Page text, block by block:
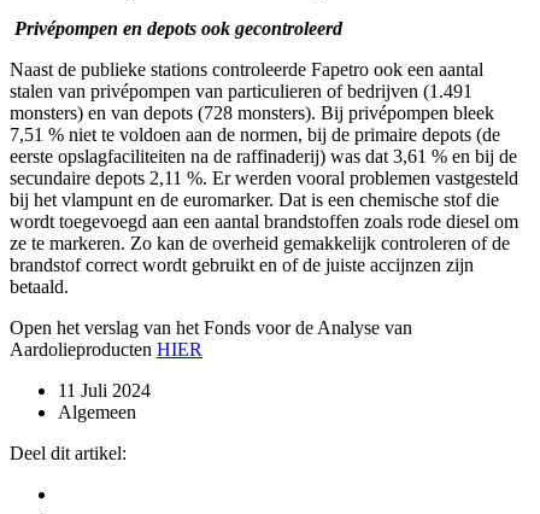
Privépompen en depots ook gecontroleerd
Naast de publieke stations controleerde Fapetro ook een aantal
stalen van privépompen van particulieren of bedrijven (1.491
monsters) en van depots (728 monsters). Bij privépompen bleek
7,51 % niet te voldoen aan de normen, bij de primaire depots (de
eerste opslagfaciliteiten na de raffinaderij) was dat 3,61 % en bij de
secundaire depots 2,11 %. Er werden vooral problemen vastgesteld
bij het vlampunt en de euromarker. Dat is een chemische stof die
wordt toegevoegd aan een aantal brandstoffen zoals rode diesel om
ze te markeren. Zo kan de overheid gemakkelijk controleren of de
brandstof correct wordt gebruikt en of de juiste accijnzen zijn
betaald.
Open het verslag van het Fonds voor de Analyse van
Aardolieproducten HIER
11 Juli 2024
Algemeen
Deel dit artikel: